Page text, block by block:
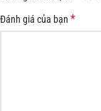
Đánh giá của bạn *